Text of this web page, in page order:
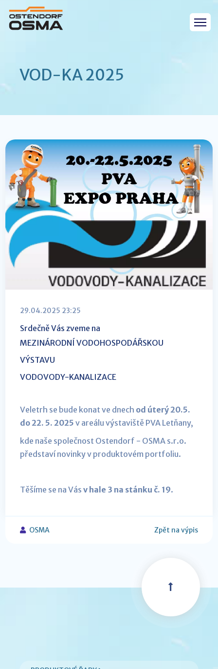
VOD-KA 2025
29.04.2025 23:25
Srdečně Vás zveme na
MEZINÁRODNÍ VODOHOSPODÁŘSKOU
VÝSTAVU
VODOVODY-KANALIZACE
Veletrh se bude konat ve dnech od úterý 20.5.
do 22. 5. 2025v areálu výstaviště PVA Letňany,
kde naše společnost Ostendorf - OSMA s.r.o.
představí novinky v produktovém portfoliu.
Těšíme se na Vás v hale 3 na stánku č. 19.
OSMA Zpět na výpis